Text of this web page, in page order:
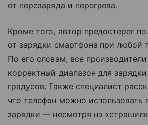
от перезаряда и перегрева.
Кроме того, автор предостерег
от зарядки смартфона при любой
По его словам, все
корректный диапазон для
градусов. Также специалист
что телефон можно использовать
зарядки — несмотря на